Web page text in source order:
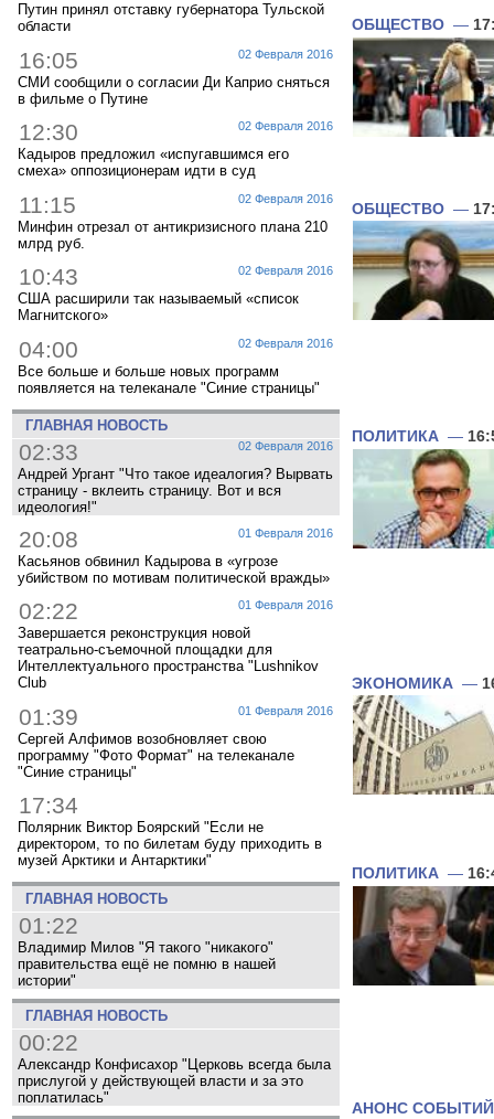
Путин принял отставку губернатора Тульской
области
02 Февраля 2016
16:05
СМИ сообщили о согласии Ди Каприо сняться
в фильме о Путине
02 Февраля 2016
12:30
Кадыров предложил «испугавшимся его
смеха» оппозиционерам идти в суд
02 Февраля 2016
11:15
Минфин отрезал от антикризисного плана 210
млрд руб.
02 Февраля 2016
10:43
США расширили так называемый «список
Магнитского»
02 Февраля 2016
04:00
Все больше и больше новых программ
появляется на телеканале "Синие страницы"
ГЛАВНАЯ НОВОСТЬ
02 Февраля 2016
02:33
Андрей Ургант "Что такое идеалогия? Вырвать
страницу - вклеить страницу. Вот и вся
идеология!"
01 Февраля 2016
20:08
Касьянов обвинил Кадырова в «угрозе
убийством по мотивам политической вражды»
01 Февраля 2016
02:22
Завершается реконструкция новой
театрально-съемочной площадки для
Интеллектуального пространства "Lushnikov
Club
01 Февраля 2016
01:39
Сергей Алфимов возобновляет свою
программу "Фото Формат" на телеканале
"Синие страницы"
17:34
Полярник Виктор Боярский "Если не
директором, то по билетам буду приходить в
музей Арктики и Антарктики"
ГЛАВНАЯ НОВОСТЬ
01:22
Владимир Милов "Я такого "никакого"
правительства ещё не помню в нашей
истории"
ГЛАВНАЯ НОВОСТЬ
00:22
Александр Конфисахор "Церковь всегда была
прислугой у действующей власти и за это
поплатилась"
ОБЩЕСТВО —
ОБЩЕСТВО —
ПОЛИТИКА —
ЭКОНОМИКА —
ПОЛИТИКА —
АНОНС СОБЫТИЙ